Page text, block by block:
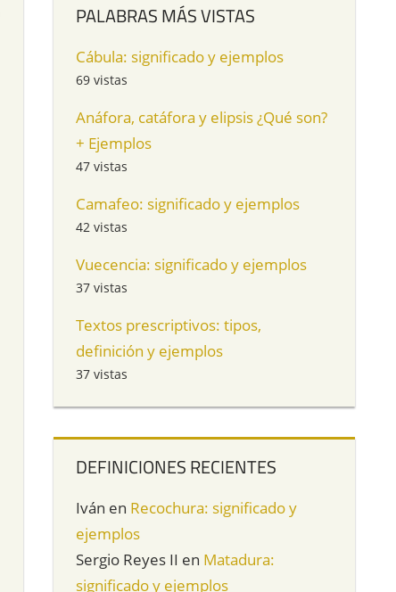
PALABRAS MÁS VISTAS
Cábula: significado y ejemplos
69 vistas
Anáfora, catáfora y elipsis ¿Qué son?
+ Ejemplos
47 vistas
Camafeo: significado y ejemplos
42 vistas
Vuecencia: significado y ejemplos
37 vistas
Textos prescriptivos: tipos,
definición y ejemplos
37 vistas
DEFINICIONES RECIENTES
Iván en Recochura: significado y
ejemplos
Sergio Reyes II en Matadura:
significado y ejemplos